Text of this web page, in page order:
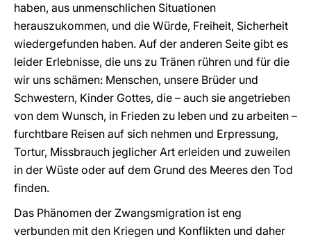
haben, aus unmenschlichen Situationen
herauszukommen, und die Würde, Freiheit, Sicherheit
wiedergefunden haben. Auf der anderen Seite gibt es
leider Erlebnisse, die uns zu Tränen rühren und für die
wir uns schämen: Menschen, unsere Brüder und
Schwestern, Kinder Gottes, die – auch sie angetrieben
von dem Wunsch, in Frieden zu leben und zu arbeiten –
furchtbare Reisen auf sich nehmen und Erpressung,
Tortur, Missbrauch jeglicher Art erleiden und zuweilen
in der Wüste oder auf dem Grund des Meeres den Tod
finden.
Das Phänomen der Zwangsmigration ist eng
verbunden mit den Kriegen und Konflikten und daher